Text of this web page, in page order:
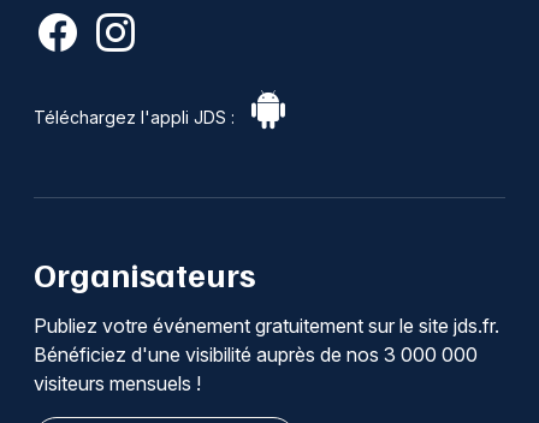
Téléchargez l'appli JDS :
Organisateurs
Publiez votre événement gratuitement sur le site jds.fr.
Bénéficiez d'une visibilité auprès de nos 3 000 000
visiteurs mensuels !